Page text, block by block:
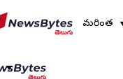
మరింత